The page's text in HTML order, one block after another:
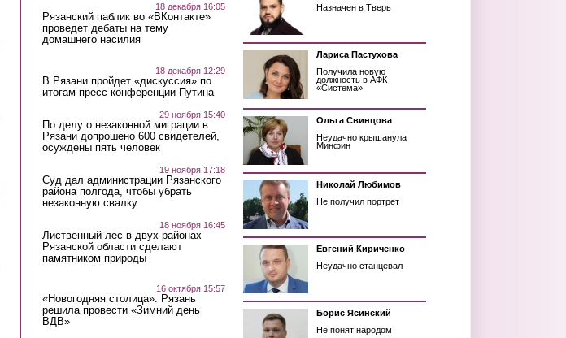
18 декабря 16:05
Рязанский паблик во «ВКонтакте»
проведет дебаты на тему
домашнего насилия
18 декабря 12:29
В Рязани пройдет «дискуссия» по
итогам пресс-конференции Путина
29 ноября 15:40
По делу о незаконной миграции в
Рязани допрошено 600 свидетелей,
осуждены пять человек
19 ноября 17:18
Суд дал администрации Рязанского
района полгода, чтобы убрать
незаконную свалку
18 ноября 16:45
Лиственный лес в двух районах
Рязанской области сделают
памятником природы
16 октября 15:57
«Новогодняя столица»: Рязань
решила провести «Зимний день
ВДВ»
Назначен в Тверь
Лариса Пастухова
Получила новую
должность в АФК
«Система»
Ольга Свинцова
Неудачно крышанула
Минфин
Николай Любимов
Не получил портрет
Евгений Кириченко
Неудачно станцевал
Борис Ясинский
Не понят народом